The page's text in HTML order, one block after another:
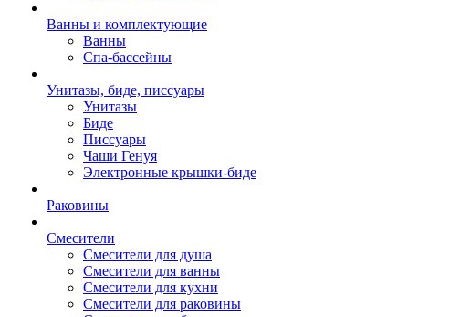
Ванны и комплектующие
Ванны
Спа-бассейны
Унитазы, биде, писсуары
Унитазы
Биде
Писсуары
Чаши Генуя
Электронные крышки-биде
Раковины
Смесители
Смесители для душа
Смесители для ванны
Смесители для кухни
Смесители для раковины